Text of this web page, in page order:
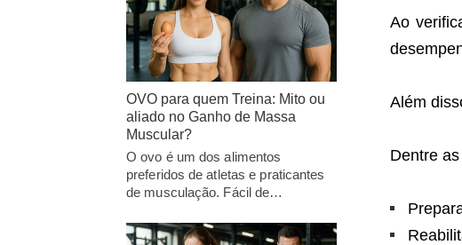
Ao
Além
Dentre
OVO para quem Treina: Mito ou
aliado no Ganho de Massa
Muscular?
O ovo é um dos alimentos
preferidos de atletas e praticantes
de musculação. Fácil de…